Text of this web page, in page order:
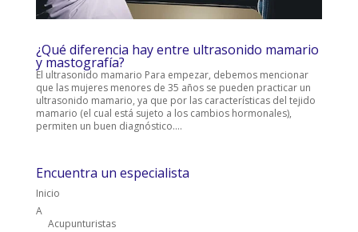
¿Qué diferencia hay entre ultrasonido mamario
y mastografía?
El ultrasonido mamario Para empezar, debemos mencionar
que las mujeres menores de 35 años se pueden practicar un
ultrasonido mamario, ya que por las características del tejido
mamario (el cual está sujeto a los cambios hormonales),
permiten un buen diagnóstico....
Encuentra un especialista
Inicio
A
Acupunturistas